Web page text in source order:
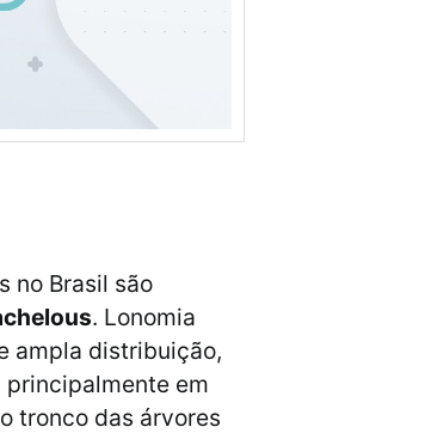
no Brasil são
. Lonomia
ampla distribuição,
principalmente em
tronco das árvores